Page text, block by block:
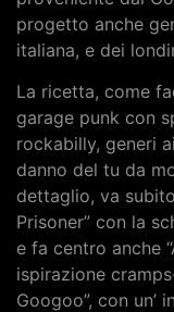
progetto anche
italiana, e dei
La ricetta, come
garage punk con
rockabilly, generi
danno del tu da
dettaglio, va
Prisoner” con la
e fa centro anche
ispirazione
Googoo”, con